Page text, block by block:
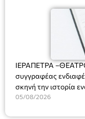
και λήψη
ΙΕΡΑΠΕΤΡΑ
συγγραφέας
σκηνή την ιστορία
κάθειρξης για
05/08/2026